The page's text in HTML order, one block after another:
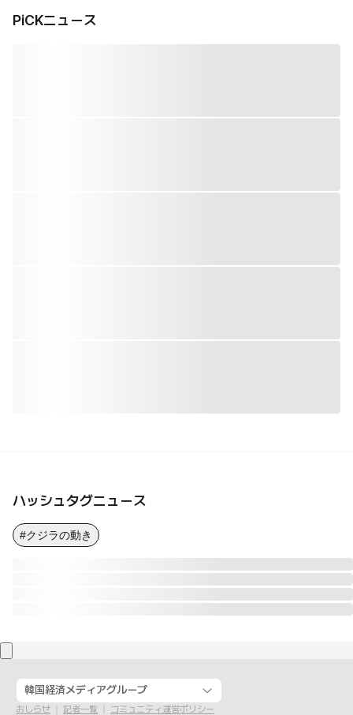
PiCKニュース
ハッシュタグニュース
#クジラの動き
韓国経済メディアグループ
おしらせ 記者一覧 コミュニティ運営ポリシー